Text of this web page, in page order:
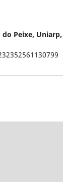
Peixe, Uniarp,